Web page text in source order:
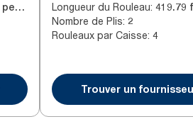
261.57 ft per roll Longueur du Rouleau:
Nombre de Plis: 2
Rouleaux par Caisse: 4
Trouver un